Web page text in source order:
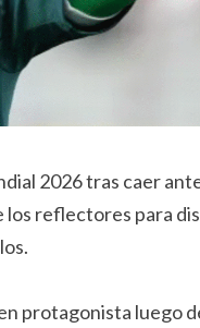
2026 tras caer
reflectores para
protagonista luego